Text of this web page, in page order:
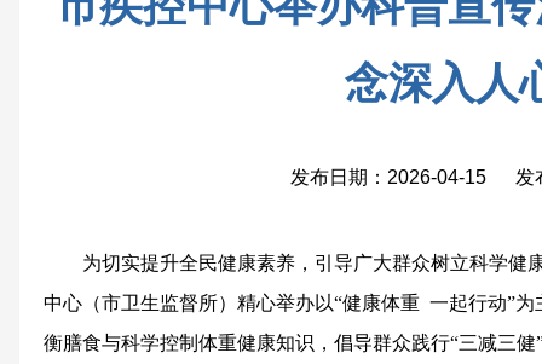
念深入人
发布日期：2026-04-15 发
为切实提升全民健康素养，引导广大群众树立科学健
中心（市卫生监督所）精心举办以“健康体重 一起行动”
衡膳食与科学控制体重健康知识，倡导群众践行“三减三